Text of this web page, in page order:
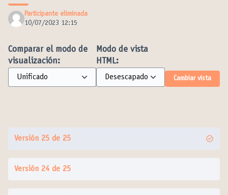
Participante eliminada
10/07/2023 12:15
Comparar el modo de
visualización:
Modo de vista
HTML:
Cambiar vista
Versión 25 de 25
Versión 24 de 25